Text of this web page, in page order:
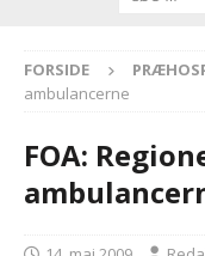
FORSIDE
ambulancerne
FOA: